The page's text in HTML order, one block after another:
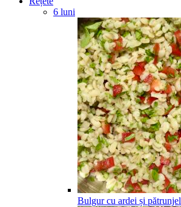
6 luni
Bulgur cu ardei și pătrunjel